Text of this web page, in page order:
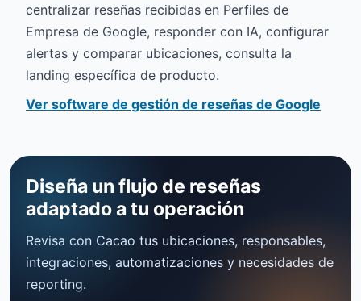
centralizar reseñas recibidas en Perfiles de
Empresa de Google, responder con IA, configurar
alertas y comparar ubicaciones, consulta la
landing específica de producto.
Ver software de gestión de reseñas de Google
Diseña un flujo de reseñas
adaptado a tu operación
Revisa con Cacao tus ubicaciones, responsables,
integraciones, automatizaciones y necesidades de
reporting.